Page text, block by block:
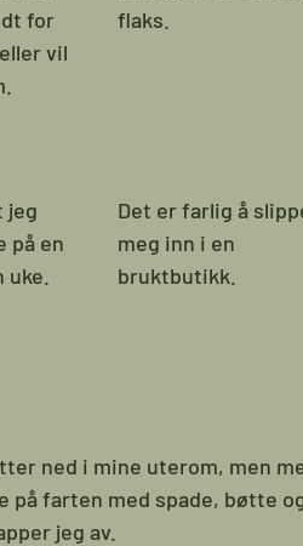
for
vil
flaks.
jeg
på en
Det er farlig å
meg inn i en
bruktbutikk.
ned i mine uterom, men
på farten med spade, bøtte
jeg av.